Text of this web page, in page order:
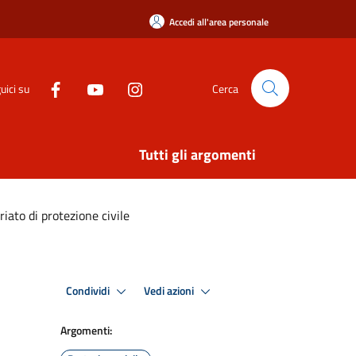
Accedi all'area personale
su Cerca
Tutti gli argomenti
di protezione civile
Condividi Vedi azioni
Argomenti: